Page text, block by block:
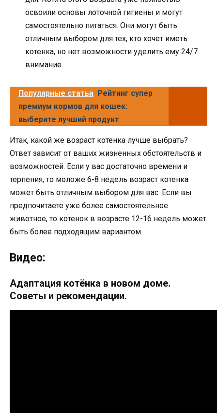
освоили основы лоточной гигиены и могут
самостоятельно питаться. Они могут быть
отличным выбором для тех, кто хочет иметь
котенка, но нет возможности уделить ему 24/7
внимание.
Популярные статьи Рейтинг супер
премиум кормов для кошек:
выберите лучший продукт
Итак, какой же возраст котенка лучше выбрать?
Ответ зависит от ваших жизненных обстоятельств и
возможностей. Если у вас достаточно времени и
терпения, то моложе 6-8 недель возраст котенка
может быть отличным выбором для вас. Если вы
предпочитаете уже более самостоятельное
животное, то котенок в возрасте 12-16 недель может
быть более подходящим вариантом.
Видео:
Адаптация котёнка в новом доме.
Советы и рекомендации.